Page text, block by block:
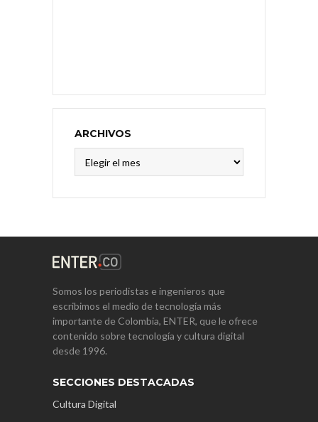
ARCHIVOS
Somos los periodistas e ingenieros que
escribimos el medio de tecnología más
importante de Colombia, ENTER, que le ofrece
contenido sobre tecnología y cultura digital
desde 1996.
SECCIONES DESTACADAS
Cultura Digital